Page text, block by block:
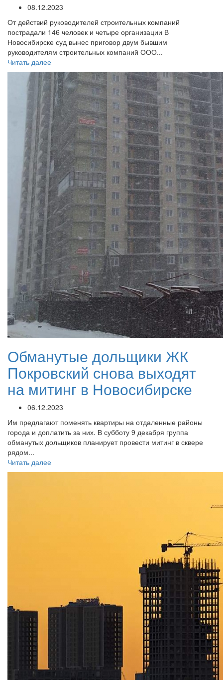
08.12.2023
От действий руководителей строительных компаний
пострадали 146 человек и четыре организации В
Новосибирске суд вынес приговор двум бывшим
руководителям строительных компаний ООО...
Читать далее
Обманутые дольщики ЖК
Покровский снова выходят
на митинг в Новосибирске
06.12.2023
Им предлагают поменять квартиры на отдаленные районы
города и доплатить за них. В субботу 9 декабря группа
обманутых дольщиков планирует провести митинг в сквере
рядом...
Читать далее